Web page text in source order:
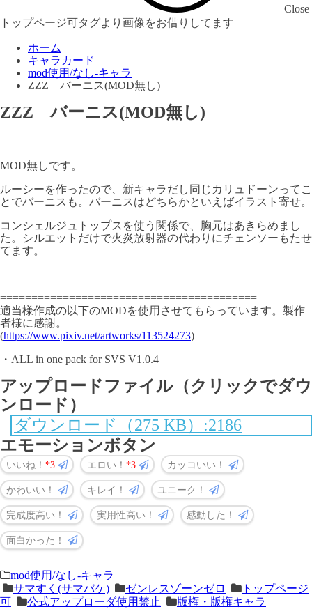
Close
トップページ可タグより画像をお借りしてます
ホーム
キャラカード
mod使用/なし-キャラ
ZZZ バーニス(MOD無し)
ZZZ バーニス(MOD無し)
MOD無しです。
ルーシーを作ったので、新キャラだし同じカリュドーンってこ
とでバーニスも。バーニスはどちらかといえばイラスト寄せ。
コンシェルジュトップスを使う関係で、胸元はあきらめまし
た。シルエットだけで火炎放射器の代わりにチェンソーもたせ
てます。
=========================================
適当様作成の以下のMODを使用させてもらっています。製作
者様に感謝。
(https://www.pixiv.net/artworks/113524273)
・ALL in one pack for SVS V1.0.4
アップロードファイル（クリックでダウ
ンロード）
ダウンロード（275 KB）:2186
エモーションボタン
いいね！ 3 エロい！ 3 カッコいい！
かわいい！ キレイ！ ユニーク！
完成度高い！ 実用性高い！ 感動した！
面白かった！
＜
次
前
の
mod使用/なし-キャラ
サマすく(サマバケ)
ゼンレスゾーンゼロ
トップページ
可
公式アップローダ使用禁止 版権・版権キャラ